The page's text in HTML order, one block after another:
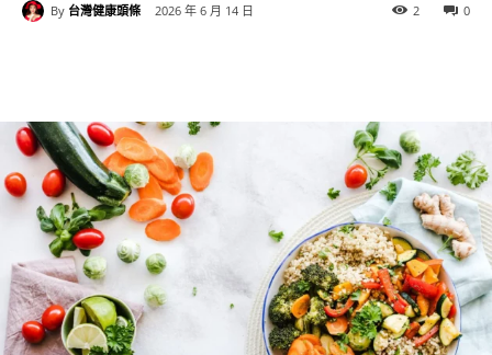
By 台灣健康頭條 2026 年 6 月 14 日 0
2